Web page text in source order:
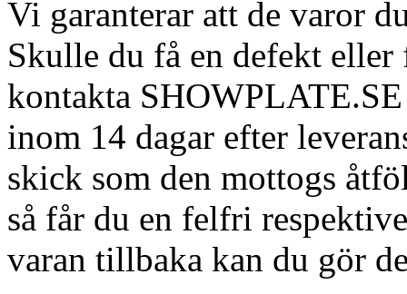
Vi garanterar att de varor
Skulle du få en defekt
kontakta
inom 14 dagar efter
skick som den mottogs
så får du en felfri
varan tillbaka kan du gör